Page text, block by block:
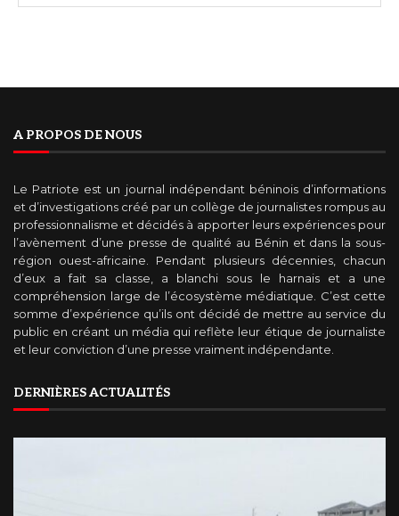
A PROPOS DE NOUS
Le Patriote est un journal indépendant béninois d’informations
et d’investigations créé par un collège de journalistes rompus au
professionnalisme et décidés à apporter leurs expériences pour
l’avènement d’une presse de qualité au Bénin et dans la sous-
région ouest-africaine. Pendant plusieurs décennies, chacun
d’eux a fait sa classe, a blanchi sous le harnais et a une
compréhension large de l’écosystème médiatique. C’est cette
somme d’expérience qu’ils ont décidé de mettre au service du
public en créant un média qui reflète leur étique de journaliste
et leur conviction d’une presse vraiment indépendante.
DERNIÈRES ACTUALITÉS